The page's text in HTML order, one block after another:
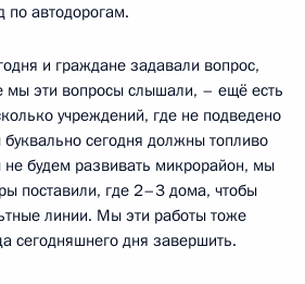
по автодорогам.
и граждане задавали вопрос,
мы эти вопросы слышали, – ещё есть
учреждений, где не подведено
сегодня должны топливо
будем развивать микрорайон, мы
поставили, где 2–3 дома, чтобы
линии. Мы эти работы тоже
сегодняшнего дня завершить.